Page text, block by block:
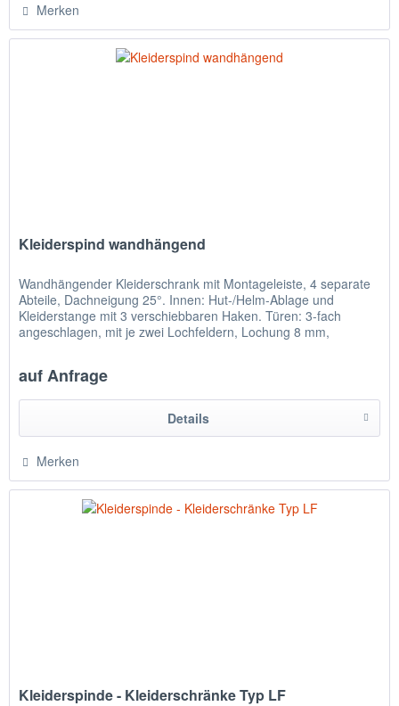
Merken
Kleiderspind wandhängend
Wandhängender Kleiderschrank mit Montageleiste, 4 separate
Abteile, Dachneigung 25°. Innen: Hut-/Helm-Ablage und
Kleiderstange mit 3 verschiebbaren Haken. Türen: 3-fach
angeschlagen, mit je zwei Lochfeldern, Lochung 8 mm,
auf Anfrage
Details
Merken
Kleiderspinde - Kleiderschränke Typ LF